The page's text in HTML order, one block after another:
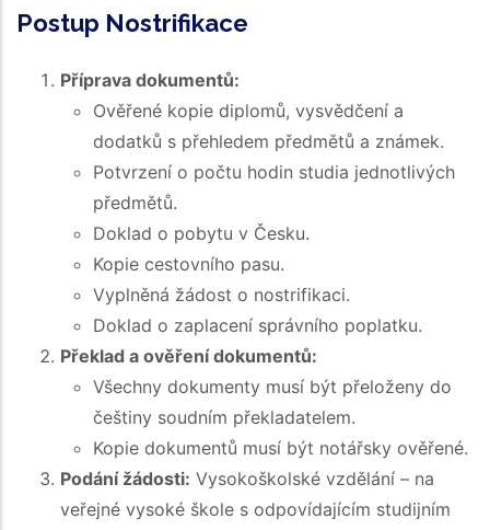
Postup Nostrifikace
Příprava dokumentů:
Ověřené kopie diplomů, vysvědčení a
dodatků s přehledem předmětů a známek.
Potvrzení o počtu hodin studia jednotlivých
předmětů.
Doklad o pobytu v Česku.
Kopie cestovního pasu.
Vyplněná žádost o nostrifikaci.
Doklad o zaplacení správního poplatku.
Překlad a ověření dokumentů:
Všechny dokumenty musí být přeloženy do
češtiny soudním překladatelem.
Kopie dokumentů musí být notářsky ověřené.
Podání žádosti: Vysokoškolské vzdělání – na
veřejné vysoké škole s odpovídajícím studijním